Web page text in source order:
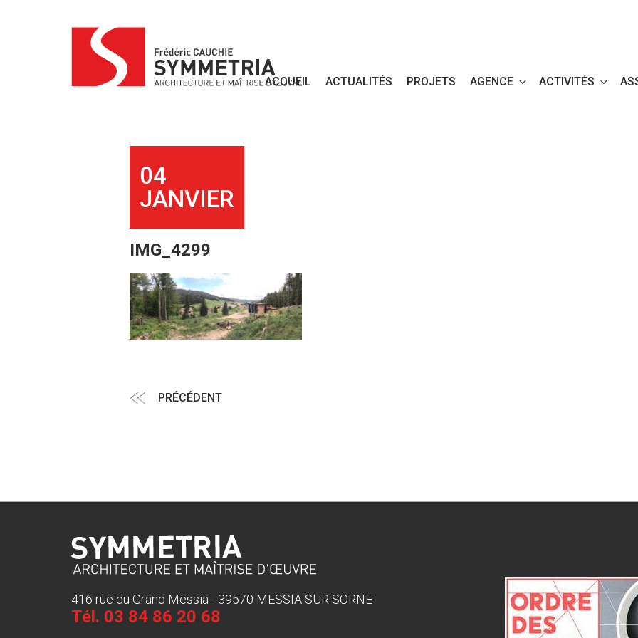
ACCUEIL ACTUALITÉS PROJETS AGENCE ACTIVITÉS
04
JANVIER
IMG_4299
de
Article
PRÉCÉDENT
416 rue du Grand Messia - 39570 MESSIA SUR SORNE
Tél. 03 84 86 20 68